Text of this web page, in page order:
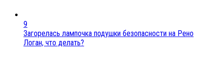
9
Загорелась лампочка подушки безопасности на Рено
Логан, что делать?